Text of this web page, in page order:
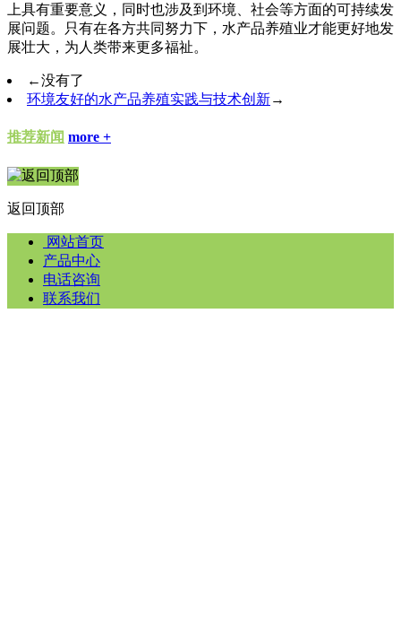
上具有重要意义，同时也涉及到环境、社会等方面的可持续发
展问题。只有在各方共同努力下，水产品养殖业才能更好地发
展壮大，为人类带来更多福祉。
←没有了
环境友好的水产品养殖实践与技术创新→
推荐新闻 more +
返回顶部
网站首页
产品中心
电话咨询
联系我们